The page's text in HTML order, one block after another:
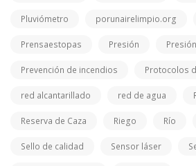
Pluviómetro porunairelimpio.org
Prensaestopas Presión
Prevención de incendios Protocolos
red alcantarillado red de agua
Reserva de Caza Riego Río
Sello de calidad Sensor láser